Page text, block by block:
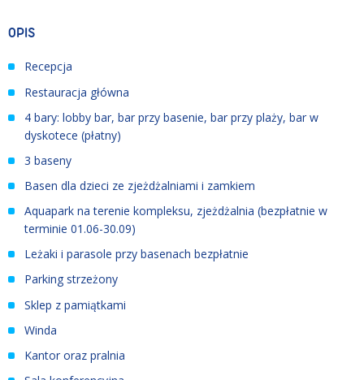
OPIS
Recepcja
Restauracja główna
4 bary: lobby bar, bar przy basenie, bar przy plaży, bar w
dyskotece (płatny)
3 baseny
Basen dla dzieci ze zjeżdżalniami i zamkiem
Aquapark na terenie kompleksu, zjeżdżalnia (bezpłatnie w
terminie 01.06-30.09)
Leżaki i parasole przy basenach bezpłatnie
Parking strzeżony
Sklep z pamiątkami
Winda
Kantor oraz pralnia